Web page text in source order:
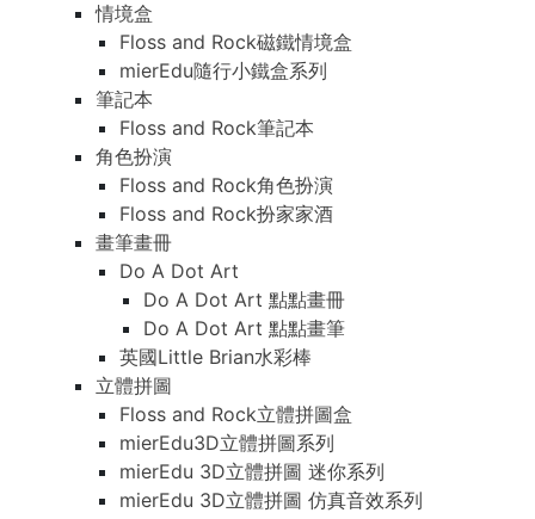
情境盒
Floss and Rock磁鐵情境盒
mierEdu隨行小鐵盒系列
筆記本
Floss and Rock筆記本
角色扮演
Floss and Rock角色扮演
Floss and Rock扮家家酒
畫筆畫冊
Do A Dot Art
Do A Dot Art 點點畫冊
Do A Dot Art 點點畫筆
英國Little Brian水彩棒
立體拼圖
Floss and Rock立體拼圖盒
mierEdu3D立體拼圖系列
mierEdu 3D立體拼圖 迷你系列
mierEdu 3D立體拼圖 仿真音效系列